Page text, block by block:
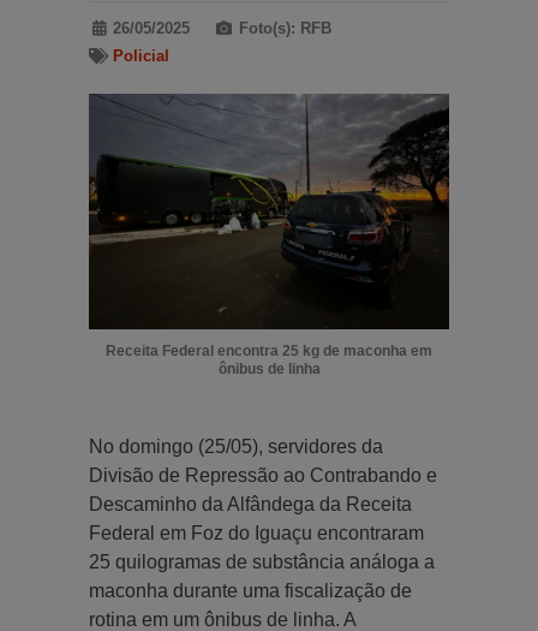
26/05/2025
Foto(s): RFB
Policial
Receita Federal encontra 25 kg de maconha em
ônibus de linha
No domingo (25/05), servidores da
Divisão de Repressão ao Contrabando e
Descaminho da Alfândega da Receita
Federal em Foz do Iguaçu encontraram
25 quilogramas de substância análoga a
maconha durante uma fiscalização de
rotina em um ônibus de linha. A